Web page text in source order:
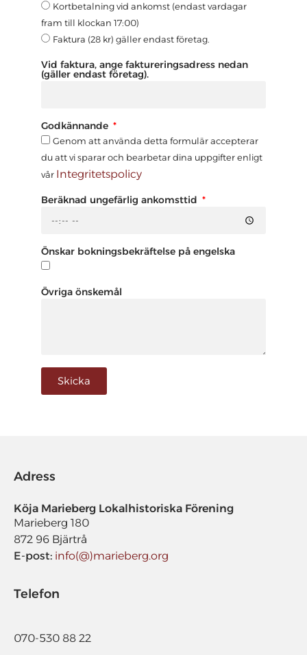
Kortbetalning vid ankomst (endast vardagar
fram till klockan 17:00)
Faktura (28 kr) gäller endast företag.
Vid faktura, ange faktureringsadress nedan
(gäller endast företag).
Godkännande
Genom att använda detta formulär accepterar
du att vi sparar och bearbetar dina uppgifter enligt
vår Integritetspolicy
Beräknad ungefärlig ankomsttid
Önskar bokningsbekräftelse på engelska
Övriga önskemål
Skicka
Adress
Köja Marieberg Lokalhistoriska Förening​
Marieberg 180
872 96 Bjärtrå
E-post: info(@)marieberg.org
Telefon
070-530 88 22